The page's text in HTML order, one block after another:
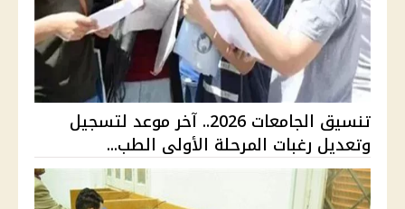
تنسيق الجامعات 2026.. آخر موعد لتسجيل
وتعديل رغبات المرحلة الأولى الطب...